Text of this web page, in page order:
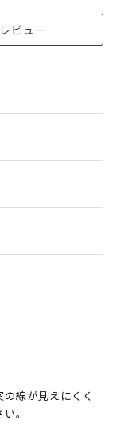
レビュー
線が見えにくく
。